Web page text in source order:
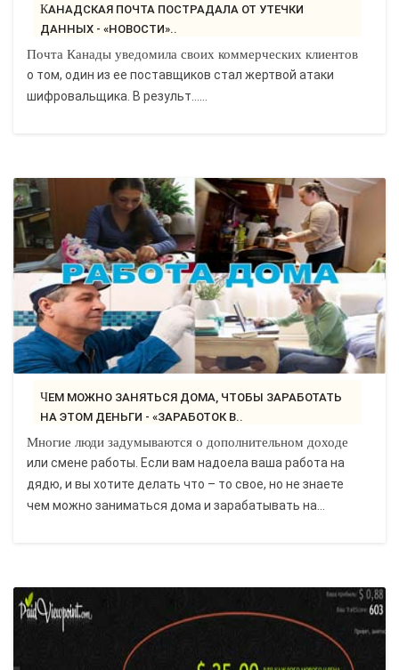
КАНАДСКАЯ ПОЧТА ПОСТРАДАЛА ОТ УТЕЧКИ
ДАННЫХ - «НОВОСТИ»..
Почта Канады уведомила своих коммерческих клиентов
о том, один из ее поставщиков стал жертвой атаки
шифровальщика. В результ…...
ЧЕМ МОЖНО ЗАНЯТЬСЯ ДОМА, ЧТОБЫ ЗАРАБОТАТЬ
НА ЭТОМ ДЕНЬГИ - «ЗАРАБОТОК В..
Многие люди задумываются о дополнительном доходе
или смене работы. Если вам надоела ваша работа на
дядю, и вы хотите делать что – то свое, но не знаете
чем можно заниматься дома и зарабатывать на...